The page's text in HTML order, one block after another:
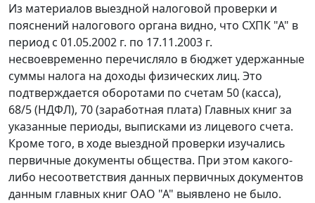
Из материалов выездной налоговой проверки и
пояснений налогового органа видно, что СХПК "А" в
период с 01.05.2002 г. по 17.11.2003 г.
несвоевременно перечисляло в бюджет удержанные
суммы налога на доходы физических лиц. Это
подтверждается оборотами по счетам 50(касса),
68/5(НДФЛ), 70(заработная плата) Главных книг за
указанные периоды, выписками из лицевого счета.
Кроме того, в ходе выездной проверки изучались
первичные документы общества. При этом какого-
либо несоответствия данных первичных документов
данным главных книг ОАО "А" выявлено не было.